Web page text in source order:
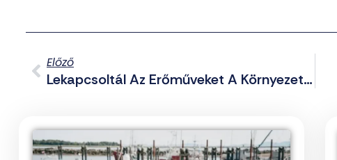
Előző
Lekapcsoltál Az Erőműveket A Környezetvédelem Jegyében, Most A Lakosságot Készítik Fel Az Áramkimaradásokra